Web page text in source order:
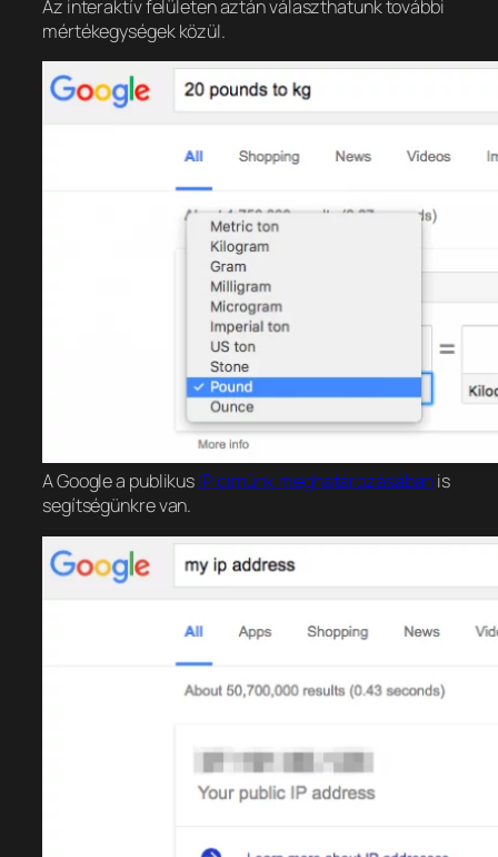
Az interaktív felületen aztán választhatunk további
mértékegységek közül.
A Google a publikusIP címünk meghatározásábanis
segítségünkre van.